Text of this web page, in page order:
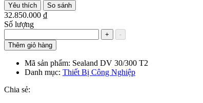
Yêu thích So sánh
32.850.000 ₫
Số lượng
+
-
Thêm giỏ hàng
Mã sản phẩm: Sealand DV 30/300 T2
Danh mục: Thiết Bị Công Nghiệp
Chia sẻ: